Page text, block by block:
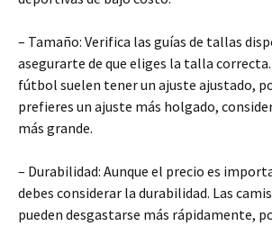
– Tamaño: Verifica las guías de tallas
asegurarte de que eliges la talla
fútbol suelen tener un ajuste ajustado,
prefieres un ajuste más holgado,
más grande.
– Durabilidad: Aunque el precio es
debes considerar la durabilidad. Las
pueden desgastarse más rápidamente,